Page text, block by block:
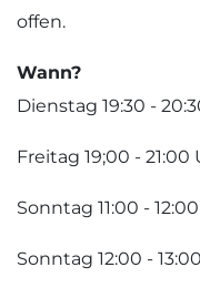
offen.
Wann?
Dienstag 19:30 -
Freitag 19;00 - 21:00
Sonntag 11:00 -
Sonntag 12:00 -